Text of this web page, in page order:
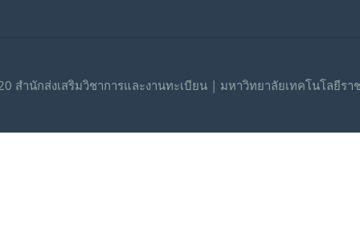
สำนักส่งเสริมวิชาการและงานทะเบียน | มหาวิทยาลัยเทคโนโลยีร